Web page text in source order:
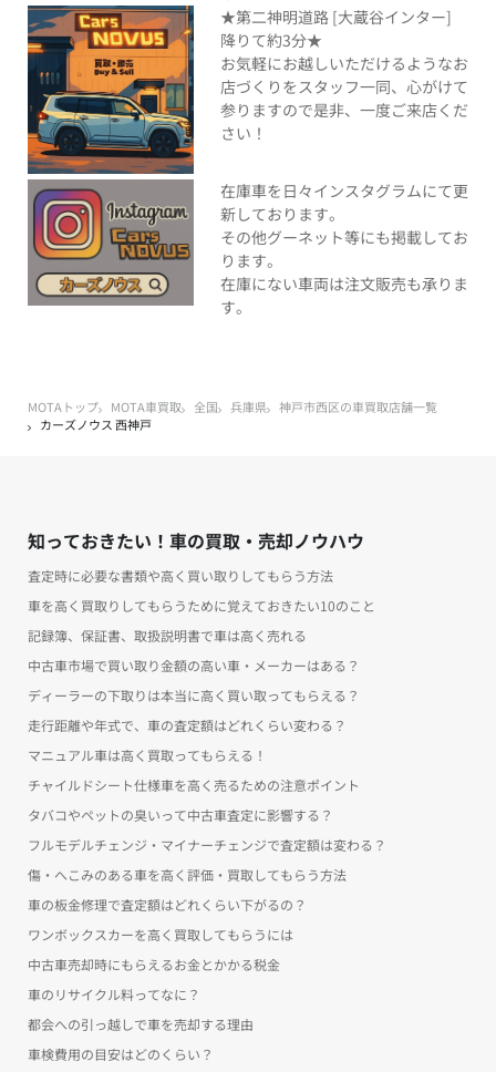
★第二神明道路 [大蔵谷インター]
降りて約3分★
お気軽にお越しいただけるようなお
店づくりをスタッフ一同、心がけて
参りますので是非、一度ご来店くだ
さい！
在庫車を日々インスタグラムにて更
新しております。
その他グーネット等にも掲載してお
ります。
在庫にない車両は注文販売も承りま
す。
MOTAトップ MOTA車買取 全国 兵庫県
神戸市西区の車買取店舗一覧
カーズノウス 西神戸
知っておきたい！車の買取・売却ノウハウ
査定時に必要な書類や高く買い取りしてもらう方法
車を高く買取りしてもらうために覚えておきたい10のこと
記録簿、保証書、取扱説明書で車は高く売れる
中古車市場で買い取り金額の高い車・メーカーはある？
ディーラーの下取りは本当に高く買い取ってもらえる？
走行距離や年式で、車の査定額はどれくらい変わる？
マニュアル車は高く買取ってもらえる！
チャイルドシート仕様車を高く売るための注意ポイント
タバコやペットの臭いって中古車査定に影響する？
フルモデルチェンジ・マイナーチェンジで査定額は変わる？
傷・へこみのある車を高く評価・買取してもらう方法
車の板金修理で査定額はどれくらい下がるの？
ワンボックスカーを高く買取してもらうには
中古車売却時にもらえるお金とかかる税金
車のリサイクル料ってなに？
都会への引っ越しで車を売却する理由
車検費用の目安はどのくらい？